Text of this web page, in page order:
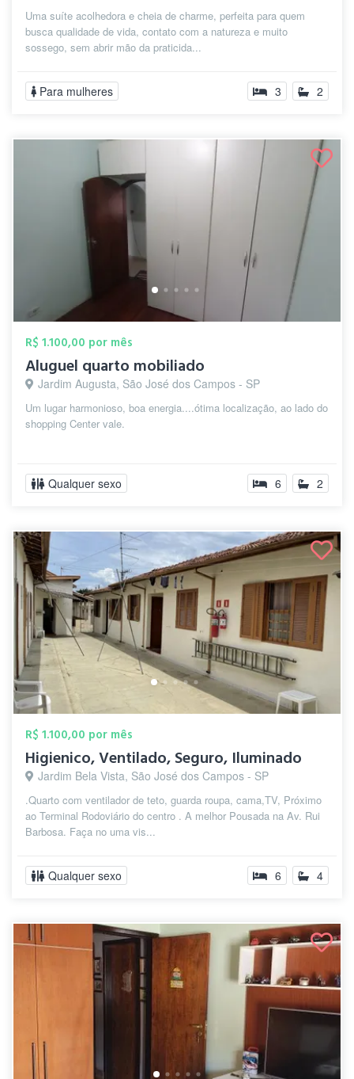
Uma suíte acolhedora e cheia de charme, perfeita para quem
busca qualidade de vida, contato com a natureza e muito
sossego, sem abrir mão da praticida...
Para mulheres 3 2
R$ 1.100,00 por mês
Aluguel quarto mobiliado
Jardim Augusta, São José dos Campos - SP
Um lugar harmonioso, boa energia....ótima localização, ao lado do
shopping Center vale.
Qualquer sexo 6 2
R$ 1.100,00 por mês
Higienico, Ventilado, Seguro, Iluminado
Jardim Bela Vista, São José dos Campos - SP
.Quarto com ventilador de teto, guarda roupa, cama,TV, Próximo
ao Terminal Rodoviário do centro . A melhor Pousada na Av. Rui
Barbosa. Faça no uma vis...
Qualquer sexo 6 4